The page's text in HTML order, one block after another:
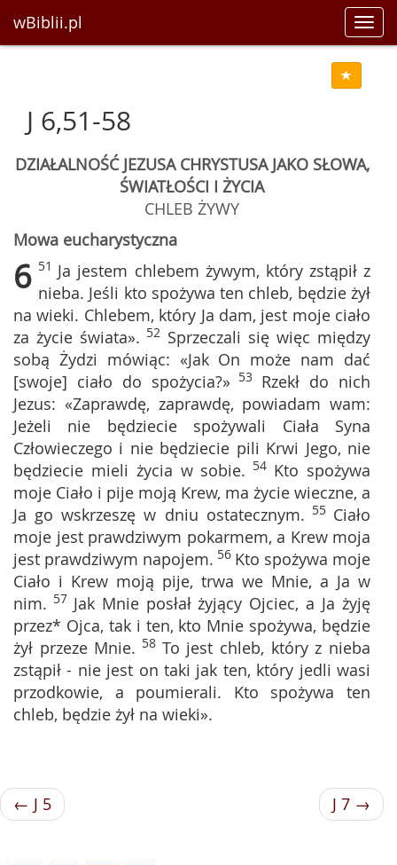
wBiblii.pl
J 6,51-58
DZIAŁALNOŚĆ JEZUSA CHRYSTUSA JAKO SŁOWA,
ŚWIATŁOŚCI I ŻYCIA
CHLEB ŻYWY
Mowa eucharystyczna
6 51 Ja jestem chlebem żywym, który zstąpił z
nieba. Jeśli kto spożywa ten chleb, będzie żył
na wieki. Chlebem, który Ja dam, jest moje ciało
za życie świata». 52 Sprzeczali się więc między
sobą Żydzi mówiąc: «Jak On może nam dać
[swoje] ciało do spożycia?» 53 Rzekł do nich
Jezus: «Zaprawdę, zaprawdę, powiadam wam:
Jeżeli nie będziecie spożywali Ciała Syna
Człowieczego i nie będziecie pili Krwi Jego, nie
będziecie mieli życia w sobie. 54 Kto spożywa
moje Ciało i pije moją Krew, ma życie wieczne, a
Ja go wskrzeszę w dniu ostatecznym. 55 Ciało
moje jest prawdziwym pokarmem, a Krew moja
jest prawdziwym napojem. 56 Kto spożywa moje
Ciało i Krew moją pije, trwa we Mnie, a Ja w
nim. 57 Jak Mnie posłał żyjący Ojciec, a Ja żyję
przez* Ojca, tak i ten, kto Mnie spożywa, będzie
żył przeze Mnie. 58 To jest chleb, który z nieba
zstąpił - nie jest on taki jak ten, który jedli wasi
przodkowie, a poumierali. Kto spożywa ten
chleb, będzie żył na wieki».
← J 5 J 7 →